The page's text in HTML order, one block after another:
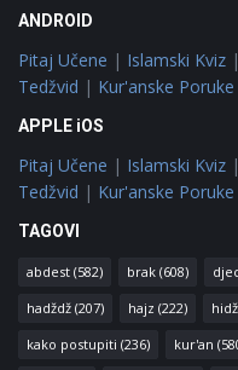
ANDROID
Pitaj Učene | Islamski Kviz |
Tedžvid | Kur'anske Poruke
APPLE iOS
Pitaj Učene | Islamski Kviz |
Tedžvid | Kur'anske Poruke
TAGOVI
abdest (582) brak (608)
hadždž (207) hajz (222)
kako postupiti (236) kur'an